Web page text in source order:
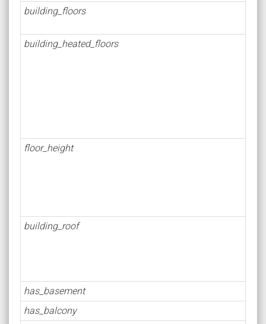
building_floors
building_heated_floors
floor_height
building_roof
has_basement
has_balcony